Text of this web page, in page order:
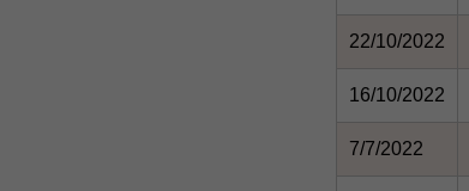
22/10/2022
16/10/2022
7/7/2022